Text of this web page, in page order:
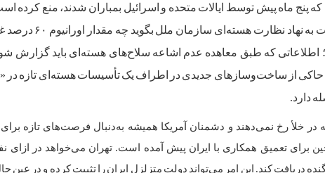
پنج ماه پیش توسط ایالات متحده و اسرائیل بمباران شدند، منع کرده
حاضر نیست به نهاد نظارت هسته‌ای
اطلاعاتی که طبق معاهده عدم اشاعه سلاح‌های هسته‌ای باید گزارش
حاکی از ساخت‌وساز‌های جدیدی در اطراف یک تأسیسات هسته‌ای تازه در
دارد.
خلأ رخ نمی‌دهند و دشمنان آمریکا همیشه به‌دنبال فرصت‌های تازه
برای تعمیق همکاری با ایران پیش آمده است. تهران می‌خواهد در ازای
دریافت کند. این امر می‌تواند دولت متزلزل ایران را تثبیت کرده و در عین